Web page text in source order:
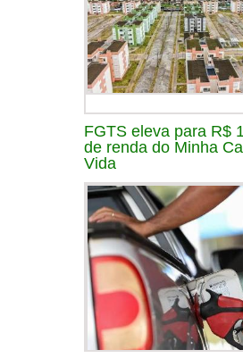
FGTS eleva para R$
de renda do Minha
Vida